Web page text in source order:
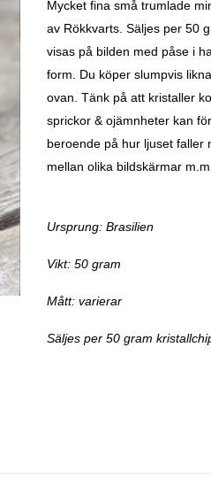
Mycket fina små trumlade
av Rökkvarts. Säljes per 50
visas på bilden med påse i
form. Du köper slumpvis
ovan. Tänk på att kristaller
sprickor & ojämnheter kan
beroende på hur ljuset faller
mellan olika bildskärmar m.m.
Ursprung: Brasilien
Vikt: 50 gram
Mått: varierar
Säljes per 50 gram